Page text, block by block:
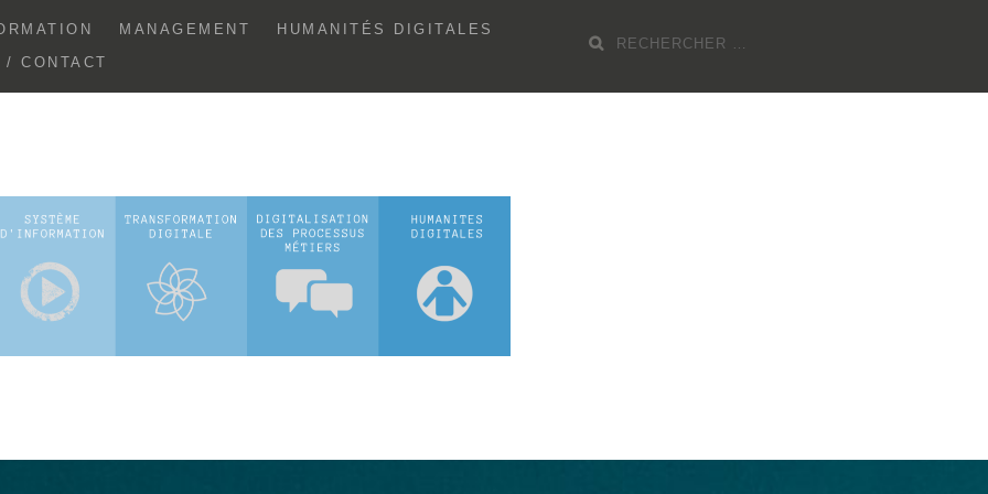
MANAGEMENT
HUMANITÉS DIGITALES
CONTACT
Recherche